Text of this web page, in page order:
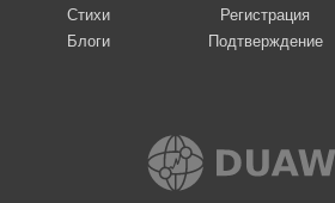
Стихи
Блоги
Регистрация
Подтверждение